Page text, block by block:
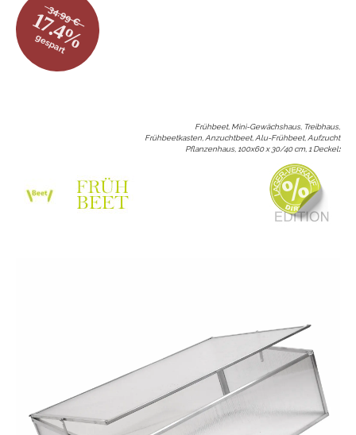
34.99 €
17.4%
gespart
Frühbeet, Mini-Gewächshaus, Treibhaus,
Frühbeetkasten, Anzuchtbeet, Alu-Frühbeet, Aufzucht
Pflanzenhaus, 100x60 x 30/40 cm, 1 Deckel: